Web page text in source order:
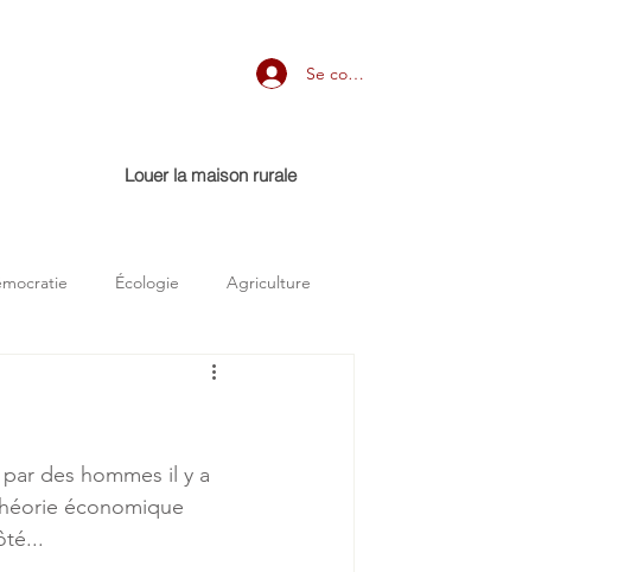
Se connecter
Louer la maison rurale
Écologie Agriculture
des hommes il y a
économique